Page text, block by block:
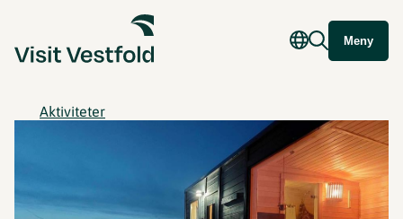
Meny
Aktiviteter